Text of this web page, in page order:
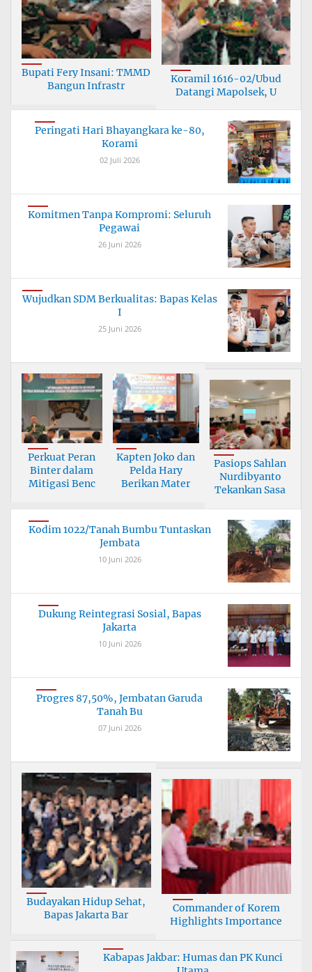
Bupati Fery Insani: TMMD
Bangun Infrastr
Koramil 1616-02/Ubud
Datangi Mapolsek, U
Peringati Hari Bhayangkara ke-80,
Korami
02 Juli 2026
Komitmen Tanpa Kompromi: Seluruh
Pegawai
26 Juni 2026
Wujudkan SDM Berkualitas: Bapas Kelas
I
25 Juni 2026
Perkuat Peran
Binter dalam
Mitigasi Benc
Kapten Joko dan
Pelda Hary
Berikan Mater
Pasiops Sahlan
Nurdibyanto
Tekankan Sasa
Kodim 1022/Tanah Bumbu Tuntaskan
Jembata
10 Juni 2026
Dukung Reintegrasi Sosial, Bapas
Jakarta
10 Juni 2026
Progres 87,50%, Jembatan Garuda
Tanah Bu
07 Juni 2026
Budayakan Hidup Sehat,
Bapas Jakarta Bar
Commander of Korem
Highlights Importance
Kabapas Jakbar: Humas dan PK Kunci